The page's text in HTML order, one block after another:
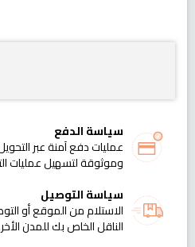
سياسة الدفع
عمليات دفع آمنة عبر
وموثوقة لتسهيل عمليات
سياسة التوصيل
الاستلام من الموقع أو
الناقل الخاص بك للمدن